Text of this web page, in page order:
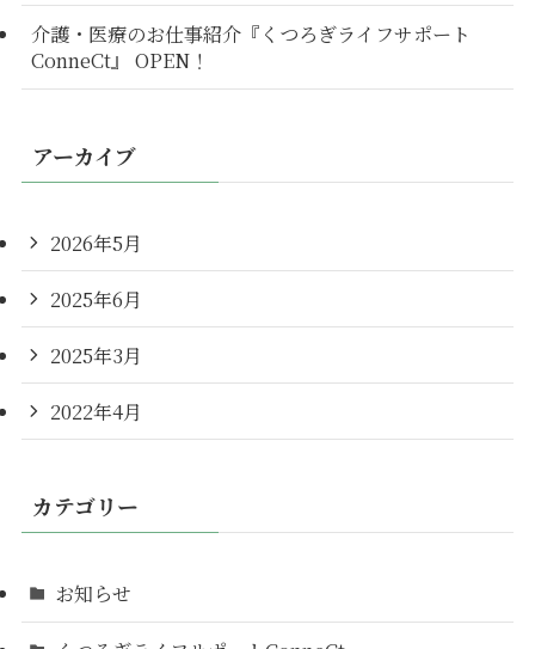
介護・医療のお仕事紹介『くつろぎライフサポート
ConneCt』 OPEN！
アーカイブ
2026年5月
2025年6月
2025年3月
2022年4月
カテゴリー
お知らせ